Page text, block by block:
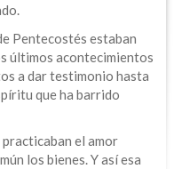
Pentecostés estaban
últimos acontecimientos
a dar testimonio hasta
que ha barrido
practicaban el amor
los bienes. Y así esa